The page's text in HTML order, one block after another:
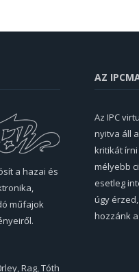
a hazai és
műfajok
Rag, Tóth
AZ
Az IPC
nyitva áll
kritikát
mélyebb
esetleg
úgy
hozzánk